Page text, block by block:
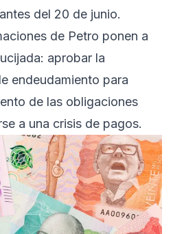
del 20 de junio.
de Petro ponen a
aprobar la
endeudamiento para
de las obligaciones
a una crisis de pagos.